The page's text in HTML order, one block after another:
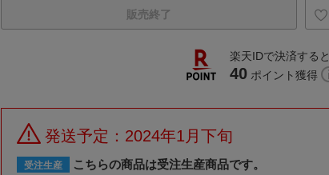
販売終了
楽天IDで決済すると
40 ポイント獲得
発送予定：2024年1月下旬
受注生産 こちらの商品は受注生産商品です。